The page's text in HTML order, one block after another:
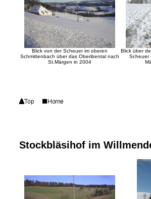
Blick von der Scheuer im oberen
Schmittenbach über das Oberibental nach
St.Märgen in 2004
Blick über
Scheuer
Stockbläsihof im